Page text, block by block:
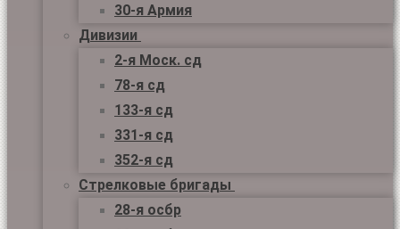
30-я Армия
Дивизии
2-я Моск. сд
78-я сд
133-я сд
331-я сд
352-я сд
Стрелковые бригады
28-я осбр